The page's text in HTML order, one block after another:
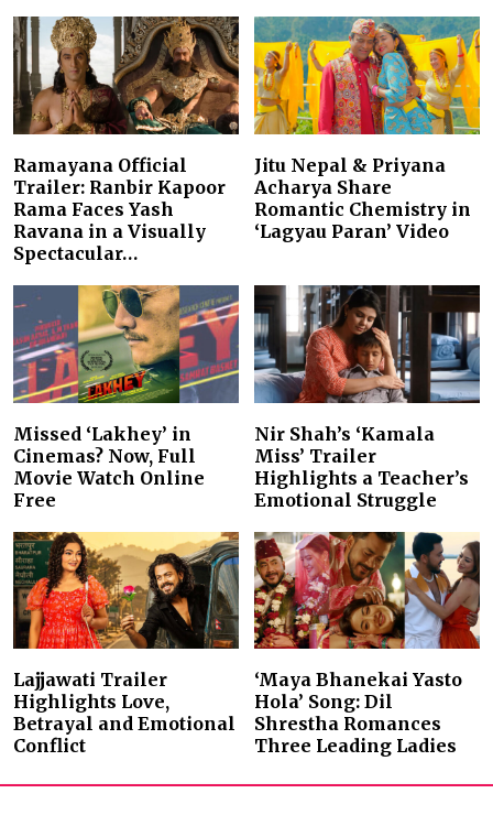
Ramayana Official
Trailer: Ranbir Kapoor
Rama Faces Yash
Ravana in a Visually
Spectacular…
Jitu Nepal & Priyana
Acharya Share
Romantic Chemistry in
‘Lagyau Paran’ Video
Missed ‘Lakhey’ in
Cinemas? Now, Full
Movie Watch Online
Free
Nir Shah’s ‘Kamala
Miss’ Trailer
Highlights a Teacher’s
Emotional Struggle
Lajjawati Trailer
Highlights Love,
Betrayal and Emotional
Conflict
‘Maya Bhanekai Yasto
Hola’ Song: Dil
Shrestha Romances
Three Leading Ladies